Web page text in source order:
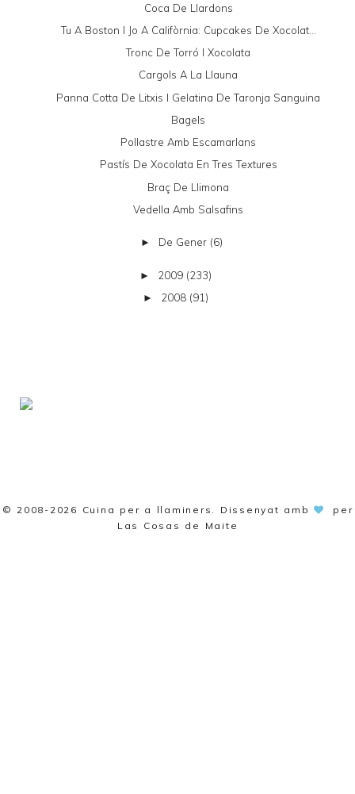
Coca De Llardons
Tu A Boston I Jo A Califòrnia: Cupcakes De Xocolat...
Tronc De Torró I Xocolata
Cargols A La Llauna
Panna Cotta De Litxis I Gelatina De Taronja Sanguina
Bagels
Pollastre Amb Escamarlans
Pastís De Xocolata En Tres Textures
Braç De Llimona
Vedella Amb Salsafins
► De Gener (6)
► 2009 (233)
► 2008 (91)
© 2008-2026 Cuina per a llaminers . Dissenyat amb
per
Las Cosas de Maite